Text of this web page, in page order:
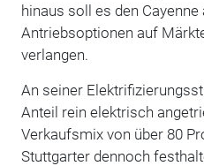
hinaus soll es den
Antriebsoptionen auf
verlangen.
An seiner
Anteil rein elektrisch
Verkaufsmix von über 80
Stuttgarter dennoch